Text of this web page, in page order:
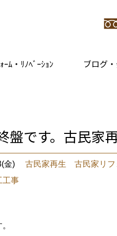
ｰﾑ・ﾘﾉﾍﾞｰｼｮﾝ ブログ
です。古民家
金) 古民家再生 古民家リフ
工事